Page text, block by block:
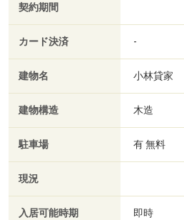
契約期間
カード決済 -
建物名 小林貸家
建物構造 木造
駐車場 有 無料
現況
入居可能時期 即時